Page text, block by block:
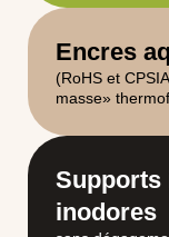
Encres
(RoHS et
masse»
Supports
inodores